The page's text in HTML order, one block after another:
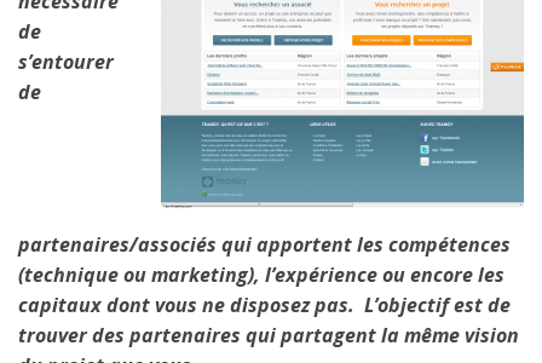
de
s’entourer
de
partenaires/associés qui apportent les compétences
(technique ou marketing), l’expérience ou encore les
capitaux dont vous ne disposez pas. L’objectif est de
trouver des partenaires qui partagent la même vision